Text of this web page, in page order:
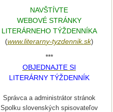
NAVŠTÍVTE
WEBOVÉ STRÁNKY
LITERÁRNEHO TÝŽDENNÍKA
(www.literarny-tyzdennik.sk)
***
OBJEDNAJTE SI
LITERÁRNY TÝŽDENNÍK
Správca a administrátor stránok
Spolku slovenských spisovateľov